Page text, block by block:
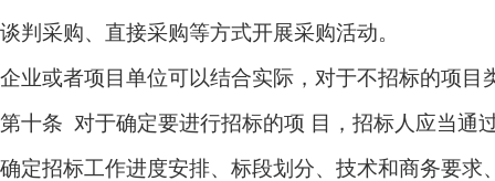
谈判采购、直接采购等方式开展采购活动。
企业或者项目单位可以结合实际，对于不招标的项目
第十条 对于确定要进行招标的项 目，招标人应当通
确定招标工作进度安排、标段划分、技术和商务要